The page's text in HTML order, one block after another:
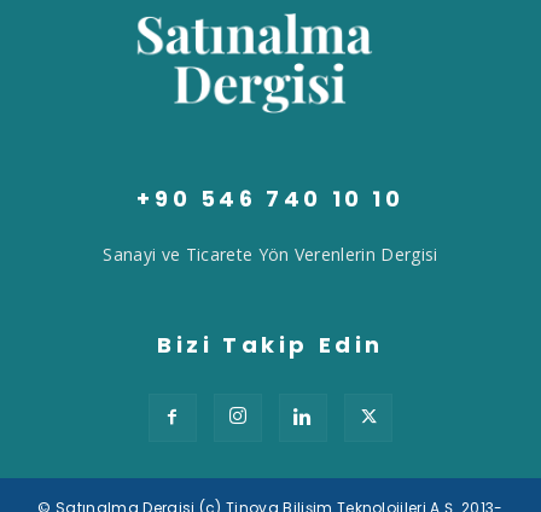
+90 546 740 10 10
Sanayi ve Ticarete Yön Verenlerin Dergisi
Bizi Takip Edin
© Satınalma Dergisi (c) Tinova Bilişim Teknolojileri A.Ş. 2013-